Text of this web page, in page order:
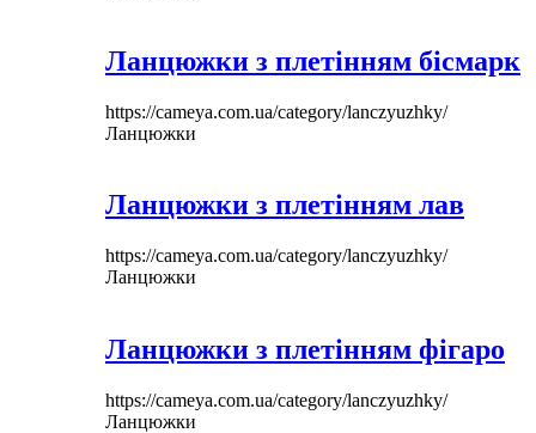
Ланцюжки з плетінням бісмарк
https://cameya.com.ua/category/lanczyuzhky/
Ланцюжки
Ланцюжки з плетінням лав
https://cameya.com.ua/category/lanczyuzhky/
Ланцюжки
Ланцюжки з плетінням фігаро
https://cameya.com.ua/category/lanczyuzhky/
Ланцюжки